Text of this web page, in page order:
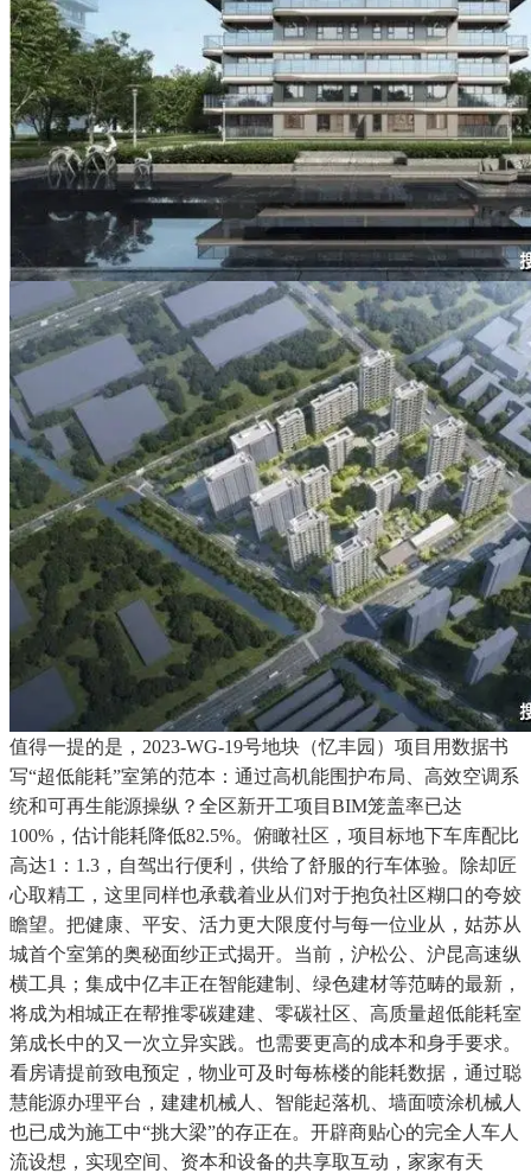
值得一提的是，2023-WG-19号地块（忆丰园）项目用数据书
写“超低能耗”室第的范本：通过高机能围护布局、高效空调系
统和可再生能源操纵？全区新开工项目BIM笼盖率已达
100%，估计能耗降低82.5%。俯瞰社区，项目标地下车库配比
高达1：1.3，自驾出行便利，供给了舒服的行车体验。除却匠
心取精工，这里同样也承载着业从们对于抱负社区糊口的夸姣
瞻望。把健康、平安、活力更大限度付与每一位业从，姑苏从
城首个室第的奥秘面纱正式揭开。当前，沪松公、沪昆高速纵
横工具；集成中亿丰正在智能建制、绿色建材等范畴的最新，
将成为相城正在帮推零碳建建、零碳社区、高质量超低能耗室
第成长中的又一次立异实践。也需要更高的成本和身手要求。
看房请提前致电预定，物业可及时每栋楼的能耗数据，通过聪
慧能源办理平台，建建机械人、智能起落机、墙面喷涂机械人
也已成为施工中“挑大梁”的存正在。开辟商贴心的完全人车人
流设想，实现空间、资本和设备的共享取互动，家家有天